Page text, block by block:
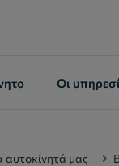
Οι
αυτοκίνητά μας